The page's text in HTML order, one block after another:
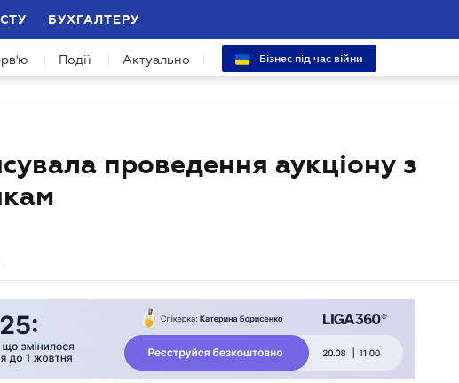
БУХГАЛТЕРУ
Події Актуально Бізнес під час війни
проведення аукціону з